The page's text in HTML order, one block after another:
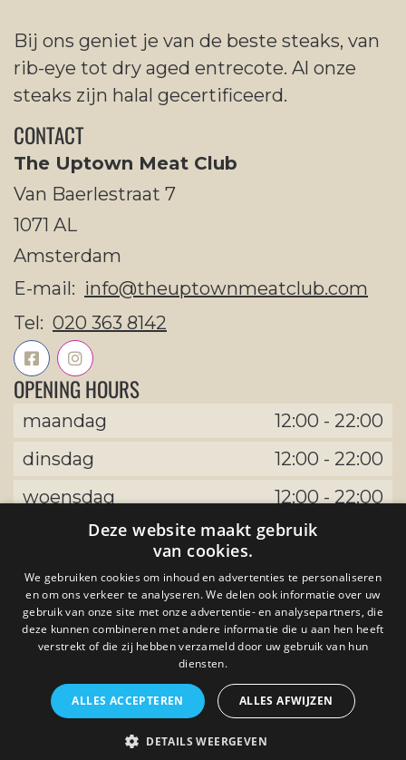
Bij ons geniet je van de beste steaks, van
rib-eye tot dry aged entrecote. Al onze
steaks zijn halal gecertificeerd.
CONTACT
The Uptown Meat Club
Van Baerlestraat 7
1071 AL
Amsterdam
E-mail: info@theuptownmeatclub.com
Tel: 020 363 8142
OPENING HOURS
maandag 12:00 - 22:00
dinsdag
12:00 - 22:00
woensdag
12:00 - 22:00
donderdag
12:00
vrijdag
12:00-22:00
zaterdag
12:00-22:00
zondag
12:00-22:00
by The Uptown Meat Club Ontwikkeld
doorTijdvooreensite
Deze website maakt gebruik
van cookies.
We gebruiken cookies om inhoud en advertenties te personaliseren
en om ons verkeer te analyseren. We delen ook informatie over uw
gebruik van onze site met onze advertentie- en analysepartners, die
deze kunnen combineren met andere informatie die u aan hen heeft
verstrekt of die zij hebben verzameld door uw gebruik van hun
diensten.
ALLES ACCEPTEREN ALLES AFWIJZEN
DETAILS WEERGEVEN